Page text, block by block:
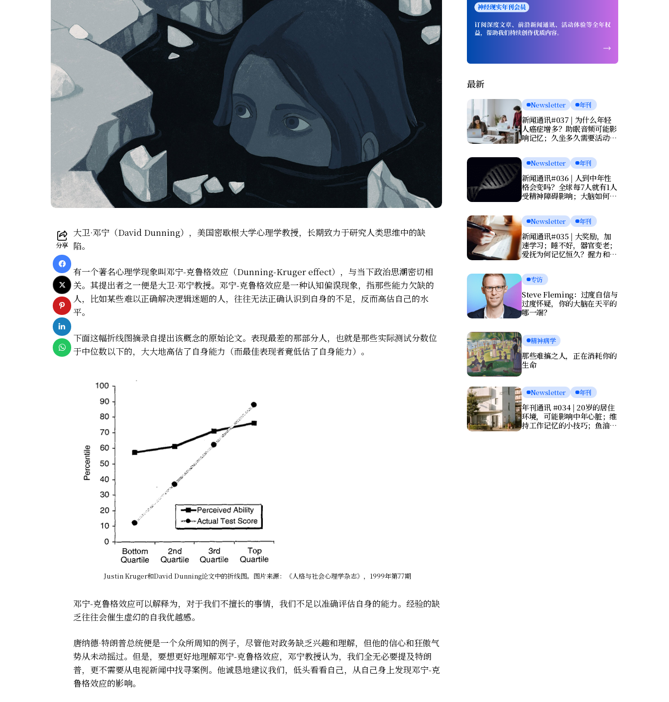
分享
大卫·邓宁（David Dunning），美国密歇根大学心理学教授，长期致力于研究人类思维中的缺
陷。
有一个著名心理学现象叫邓宁-克鲁格效应（Dunning-Kruger effect），与当下政治思潮密切相
关。其提出者之一便是大卫·邓宁教授。邓宁-克鲁格效应是一种认知偏误现象，指那些能力欠缺的
人，比如某些难以正确解决逻辑迷题的人，往往无法正确认识到自身的不足，反而高估自己的水
平。
下面这幅折线图摘录自提出该概念的原始论文。表现最差的那部分人，也就是那些实际测试分数位
于中位数以下的，大大地高估了自身能力（而最佳表现者竟低估了自身能力）。
Justin Kruger和David Dunning论文中的折线图。图片来源：《人格与社会心理学杂志》，1999年第77期
邓宁-克鲁格效应可以解释为，对于我们不擅长的事情，我们不足以准确评估自身的能力。经验的缺
乏往往会催生虚幻的自我优越感。
唐纳德·特朗普总统便是一个众所周知的例子，尽管他对政务缺乏兴趣和理解，但他的信心和狂傲气
势从未动摇过。但是，要想更好地理解邓宁-克鲁格效应，邓宁教授认为，我们全无必要提及特朗
普，更不需要从电视新闻中找寻案例。他诚恳地建议我们，低头看看自己，从自己身上发现邓宁-克
鲁格效应的影响。
最新
Newsletter 年刊
新闻通讯#037 | 为什么年轻
人癌症增多？助眠音频可能影
响记忆；久坐多久需要活动一
Newsletter 年刊
新闻通讯#036 | 人到中年性
格会变吗？全球每7人就有1人
受精神障碍影响；大脑如何清
亡？
Newsletter 年刊
新闻通讯#035 | 大奖励，加
速学习；睡不好，器官变老；
爱抚为何记忆恒久？握力和写
专访
Steve Fleming：过度自信与
过度怀疑，你的大脑在天平的
哪一端？
精神病学
那些难搞之人，正在消耗你的
生命
Newsletter 年刊
年刊通讯 #034 | 20岁的居住
环境，可能影响中年心脏；维
持工作记忆的小技巧；鱼油竟